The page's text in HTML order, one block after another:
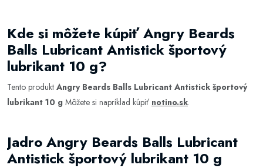
Kde si môžete kúpiť Angry Beards
Balls Lubricant Antistick športový
lubrikant 10 g?
Tento produkt Angry Beards Balls Lubricant Antistick športový
lubrikant 10 g Môžete si napríklad kúpiť notino.sk.
Jadro Angry Beards Balls Lubricant
Antistick športový lubrikant 10 g